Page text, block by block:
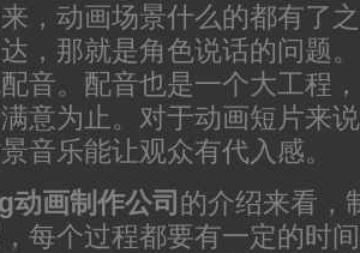
，动画场景什么的都有了
，那就是角色说话的问题
音。配音也是一个大工程
意为止。对于动画短片来
音乐能让观众有代入感。
动画制作公司 的介绍来看，
每个过程都要有一定的时